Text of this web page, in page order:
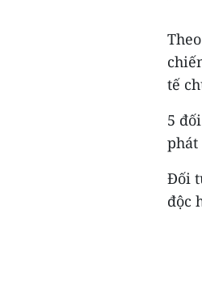
tế
5
phát
Đối
độc